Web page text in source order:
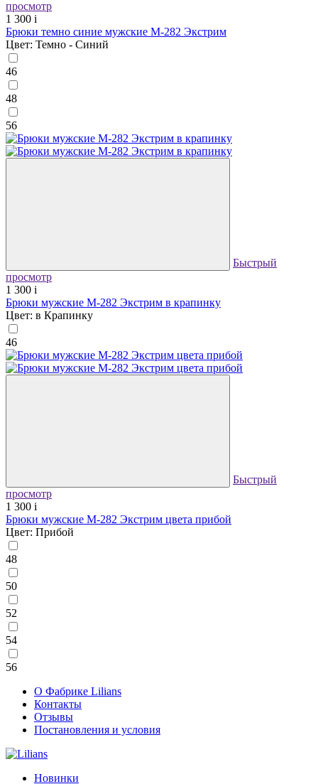
просмотр
1 300 i
Брюки темно синие мужские М-282 Экстрим
Цвет: Темно - Синий
46
48
56
Быстрый
просмотр
1 300 i
Брюки мужские М-282 Экстрим в крапинку
Цвет: в Крапинку
46
Быстрый
просмотр
1 300 i
Брюки мужские М-282 Экстрим цвета прибой
Цвет: Прибой
48
50
52
54
56
О Фабрике Lilians
Контакты
Отзывы
Постановления и условия
Новинки